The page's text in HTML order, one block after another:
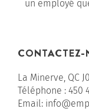
un employé
CONTACTEZ-
La Minerve, QC
Téléphone : 450
Email: